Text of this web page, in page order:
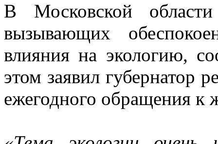
В Московской
вызывающих
влияния на экологию,
этом заявил губернатор
ежегодного обращения к